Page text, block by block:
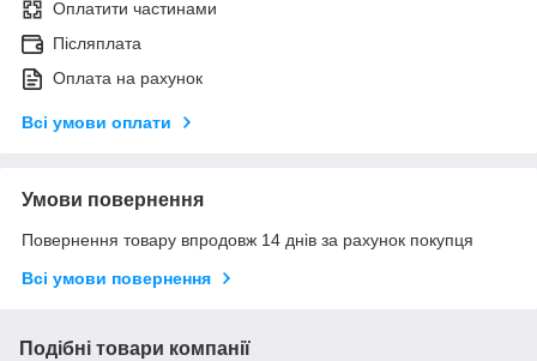
Оплатити частинами
Післяплата
Оплата на рахунок
Всі умови оплати
Умови повернення
Повернення товару впродовж 14 днів за рахунок покупця
Всі умови повернення
Подібні товари компанії